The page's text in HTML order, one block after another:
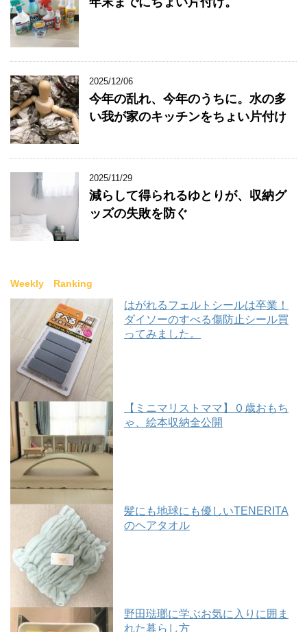
2025/12/06
今年の乱れ、今年のうちに。水の多
い我が家のキッチンをちょい片付け
2025/11/29
減らして得られるゆとりが、収納グ
ッズの失敗を防ぐ
Weekly Ranking
はがれるフェルトシールは卒業！
ダイソーのすべる傷防止シール買
ってみました。
【ミニマリストママ】０歳おもち
ゃ、絵本収納全公開
髪にも地球にも優しいTENERITA
のヘアタオル
野田琺瑯に学ぶお気に入りに囲ま
れた暮らし方